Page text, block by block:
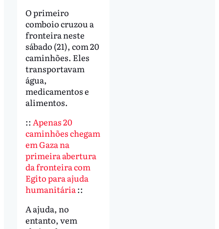
O primeiro
comboio cruzou a
fronteira neste
sábado (21), com 20
caminhões. Eles
transportavam
água,
medicamentos e
alimentos.
:: Apenas 20
caminhões chegam
em Gaza na
primeira abertura
da fronteira com
Egito para ajuda
humanitária ::
A ajuda, no
entanto, vem